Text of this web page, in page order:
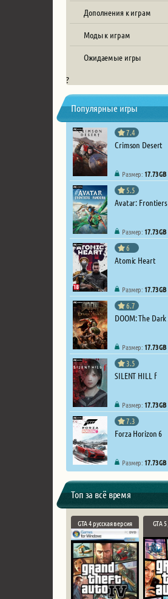
Дополнения к играм
Моды к играм
Ожидаемые игры
?
Популярные игры
7.4
Crimson Desert
Размер: 17.73 GB
5.5
Avatar:
Размер: 17.73 GB
6
Atomic Heart
Размер: 17.73 GB
6.7
DOOM: The
Размер: 17.73 GB
3.5
SILENT HILL f
Размер: 17.73 GB
7.3
Forza Horizon 6
Размер: 17.73 GB
Топ за всё время
GTA 4 русская версия
GTA